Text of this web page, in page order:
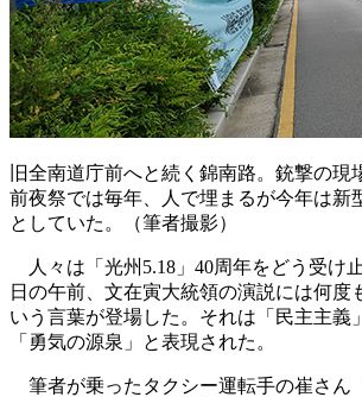
旧全南道庁前へと続く錦南路。銃撃の現
前夜祭では毎年、人で埋まるが今年は新
としていた。（筆者撮影）
人々は「光州5.18」40周年をどう受け
日の午前、文在寅大統領の演説には何度
いう言葉が登場した。それは「民主主義
「勇気の源泉」と表現された。
筆者が乗ったタクシー運転手の崔さん